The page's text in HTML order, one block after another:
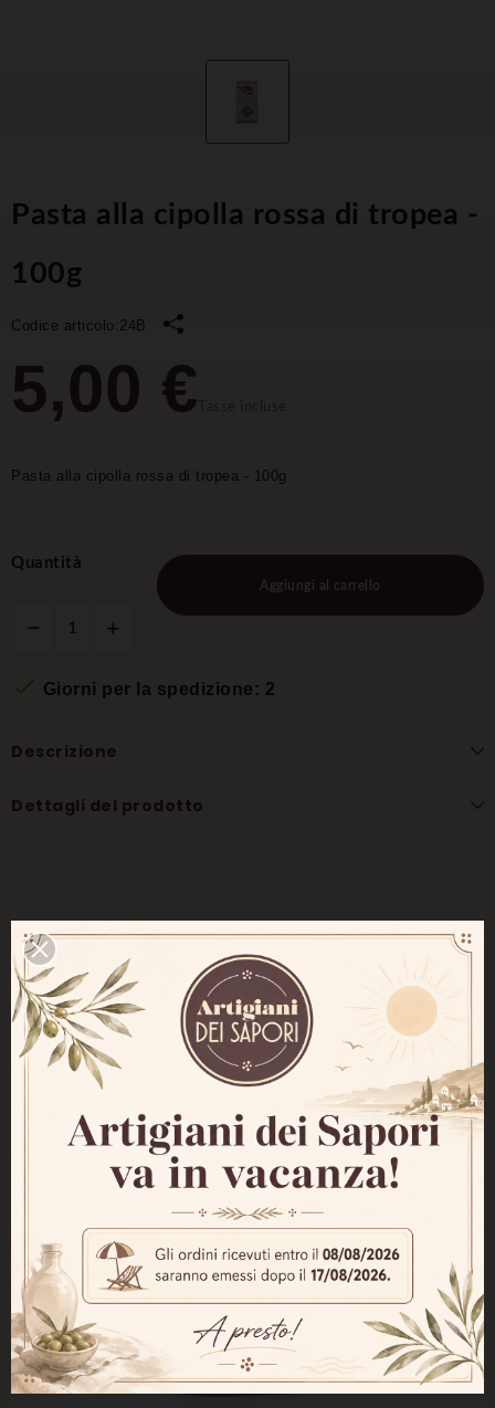
Pasta alla cipolla rossa di tropea -
100g
Codice articolo: 24B
5,00 €
Pasta alla cipolla rossa di tropea - 100g
Quantità
Aggiungi al carrello
 Giorni per la spedizione: 2
Descrizione
Dettagli del prodotto